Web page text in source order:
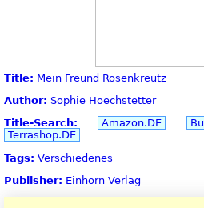
Title: Mein Freund Rosenkreutz
Author: Sophie Hoechstetter
Title-Search:
Amazon.DE
Terrashop.DE
Tags: Verschiedenes
Publisher: Einhorn Verlag